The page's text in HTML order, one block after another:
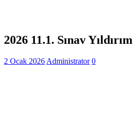
2026 11.1. Sınav Yıldırım
2 Ocak 2026 Administrator 0